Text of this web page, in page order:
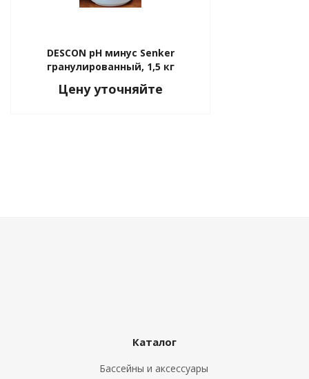
DESCON рН минус Senker
гранулированный, 1,5 кг
Цену уточняйте
Каталог
Бассейны и аксессуары